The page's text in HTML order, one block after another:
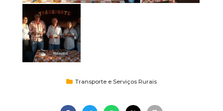
Transporte e Serviços Rurais